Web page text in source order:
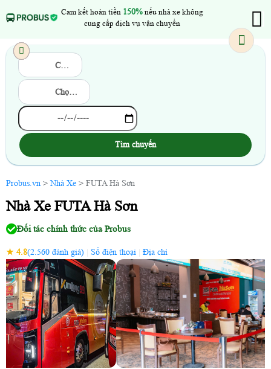
Cam kết hoàn tiền 150% nếu nhà xe không
cung cấp dịch vụ vận chuyển
Chọn điểm đi
Chọn điểm đến
Tìm chuyến
Probus.vn >Nhà Xe > FUTA Hà Sơn
Nhà Xe FUTA Hà Sơn
Đối tác chính thức của Probus
★ 4.8(2.560 đánh giá) Số điện thoại Địa chỉ